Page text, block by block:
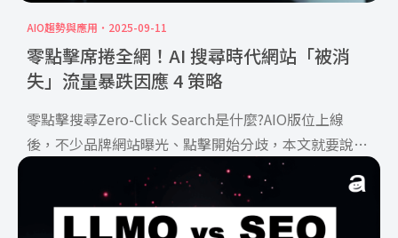
AIO趨勢與應用 2025-09-11
零點擊席捲全網！AI 搜尋時代網站「被消
失」流量暴跌因應 4 策略
零點擊搜尋Zero-Click Search是什麼?AIO版位上線
後，不少品牌網站曝光、點擊開始分歧，本文就要說明
AIO與點擊下滑的關聯性和4大應對策略，讓你成為零點
擊搜尋時代的佼佼者！